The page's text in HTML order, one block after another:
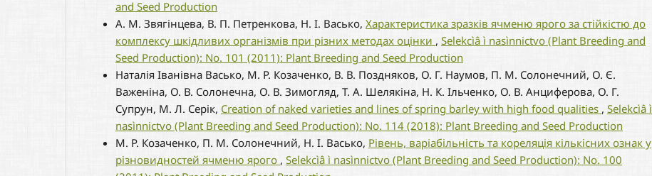
and Seed Production
А. М. Звягінцева, В. П. Петренкова, Н. І. Васько, Характеристика зразків ячменю ярого за стійкістю до
комплексу шкідливих організмів при різних методах оцінки , Selekcìâ ì nasìnnictvo (Plant Breeding and
Seed Production): No. 101 (2011): Plant Breeding and Seed Production
Наталія Іванівна Васько, М. Р. Козаченко, В. В. Поздняков, О. Г. Наумов, П. М. Солонечний, О. Є.
Важеніна, О. В. Солонечна, О. В. Зимогляд, Т. А. Шелякіна, Н. К. Ільченко, О. В. Анциферова, О. Г.
Супрун, М. Л. Серік, Creation of naked varieties and lines of spring barley with high food qualities , Selekcìâ ì
nasìnnictvo (Plant Breeding and Seed Production): No. 114 (2018): Plant Breeding and Seed Production
М. Р. Козаченко, П. М. Солонечний, Н. І. Васько, Рівень, варіабільність та кореляція кількісних ознак у
різновидностей ячменю ярого , Selekcìâ ì nasìnnictvo (Plant Breeding and Seed Production): No. 100